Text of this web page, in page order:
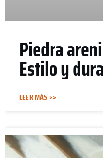
Piedra
Estilo y
LEER MÁS >>